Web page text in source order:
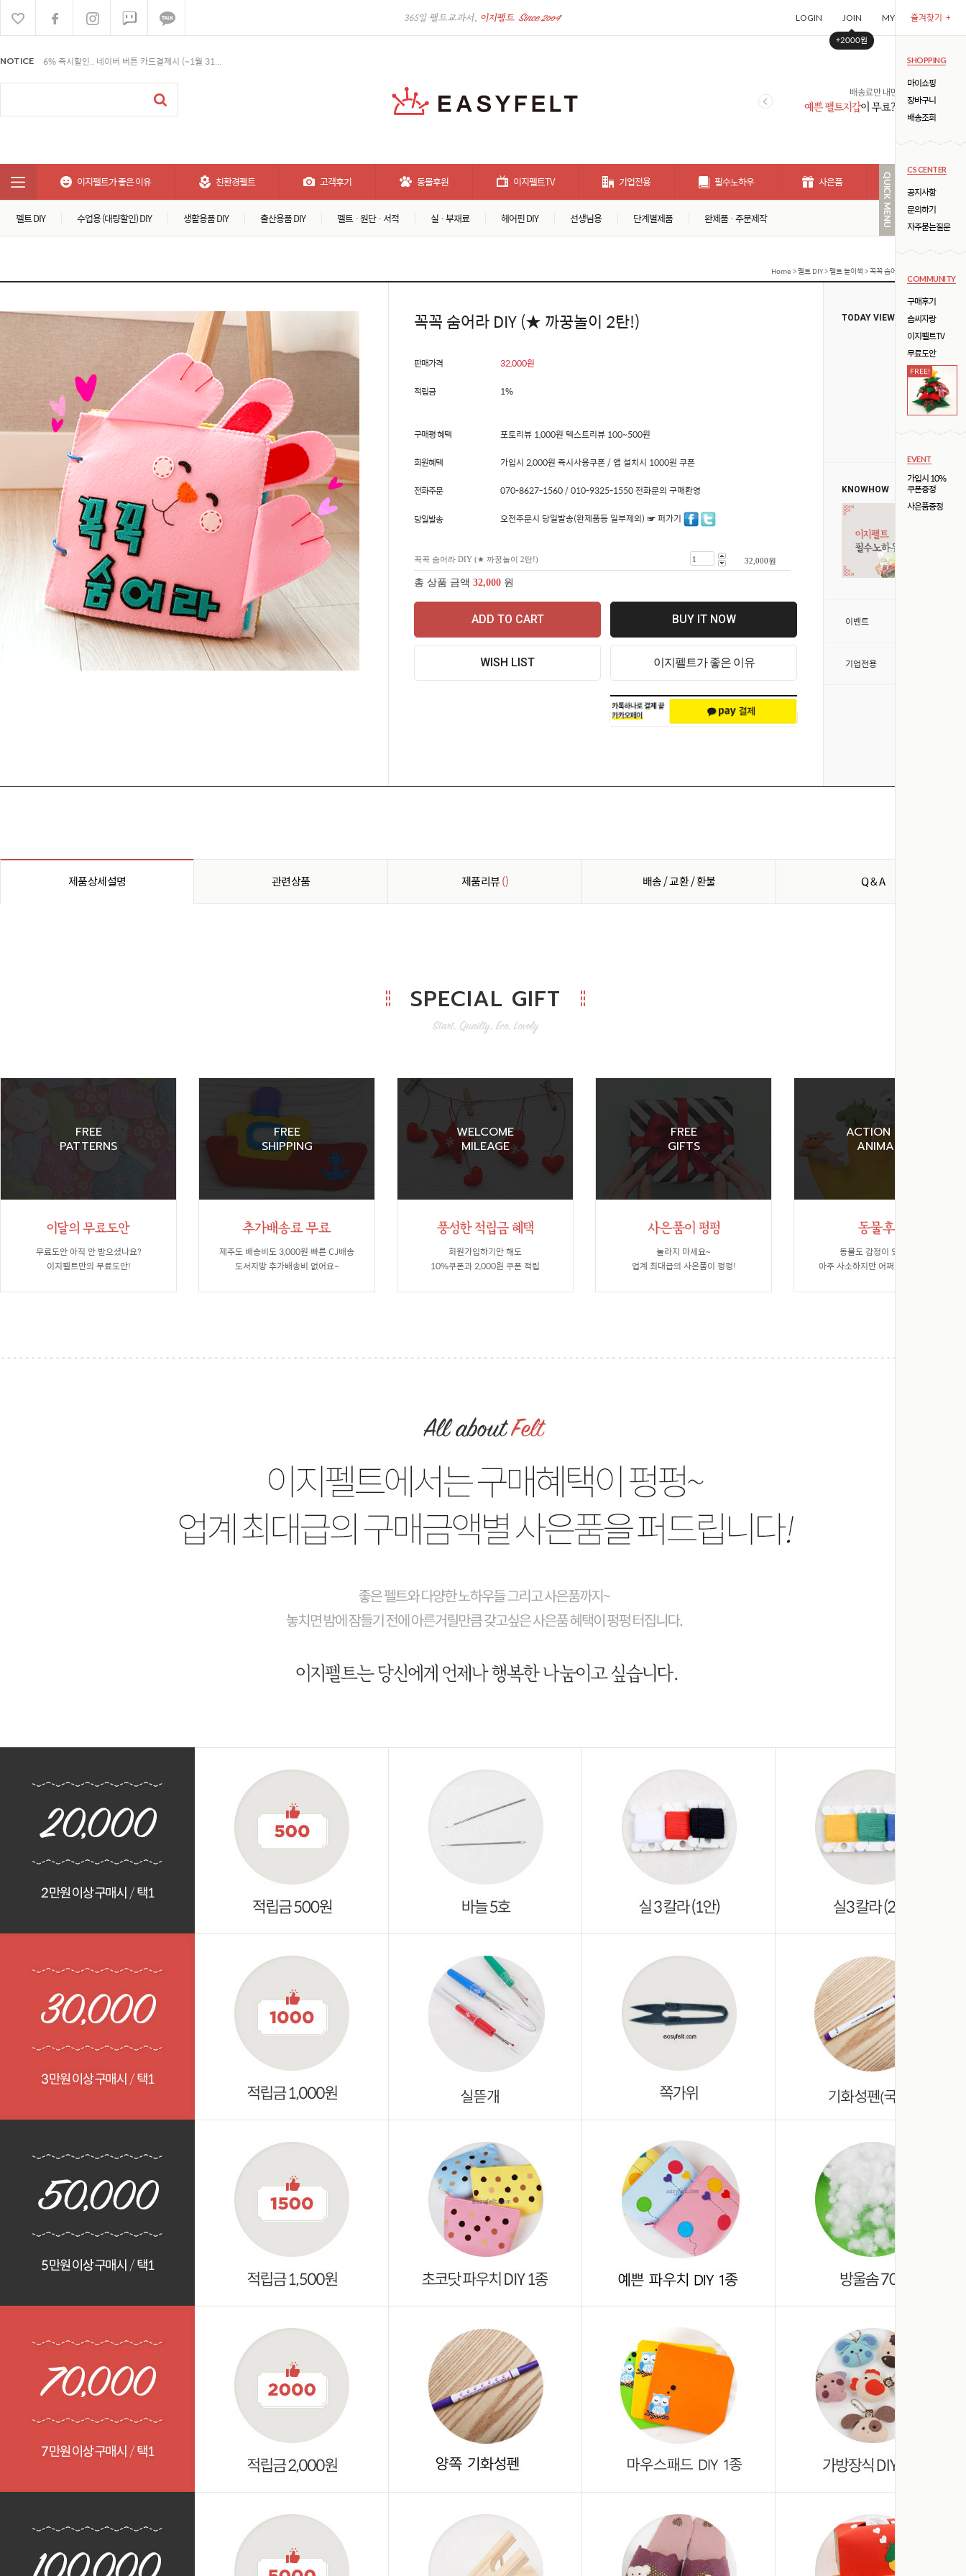
즐겨찾기 +
SHOPPING
마이쇼핑
장바구니
배송조회
CS CENTER
공지사항
문의하기
자주묻는질문
COMMUNITY
구매후기
솜씨자랑
이지펠트TV
무료도안
FREE!
EVENT
가입시 10%
쿠폰증정
사은품증정
LOGIN JOIN
+2000원
MYPAGE CART (
NOTICE
6% 즉시할인.. 네이버 버튼 카드결제시 (~1월 31...
이지펠트가 좋은 이유 친환경펠트 고객후기 동물후원 이지펠트TV 기업전용 필수노하우 사은품
펠트 DIY 수업용 (대량할인) DIY 생활용품 DIY 출산용품 DIY 펠트 · 원단 · 서적 실 · 부재료 헤어핀 DIY 선생님용 단계별제품 완제품 · 주문제작
Home>펠트 DIY>펠트 놀이책> 꼭꼭 숨어라 DIY (★ 까꿍놀이 2
꼭꼭 숨어라 DIY (★ 까꿍놀이 2탄!)
판매가격 32,000원
적립금 1%
구매평 혜택 포토리뷰 1,000원 텍스트리뷰 100~500원
회원혜택 가입시 2,000원 즉시사용쿠폰 / 앱 설치시 1000원 쿠폰
전화주문 070-8627-1560 / 010-9325-1550 전화문의 구매환영
당일발송 오전주문시 당일발송(완제품등 일부제외) ☞ 퍼가기
꼭꼭 숨어라 DIY (★ 까꿍놀이 2탄!) 32,000원
총 상품 금액 32,000 원
ADD TO CART BUY IT NOW
WISH LIST 이지펠트가 좋은 이유
TODAY VIEW
KNOWHOW
이벤트
기업전용
제품상세설명 관련상품 제품리뷰() 배송 / 교환 / 환불 Q & A
SPECIAL GIFT
FREE
PATTERNS
무료도안 아직 안 받으셨나요?
이지펠트만의 무료도안!
FREE
SHIPPING
제주도 배송비도 3,000원 빠른 CJ배송
도서지방 추가배송비 없어요~
WELCOME
MILEAGE
회원가입하기만 해도
10%쿠폰과 2,000원 쿠폰 적립
FREE
GIFTS
놀라지 마세요~
업계 최대급의 사은품이 펑펑!
ACTION FOR
ANIMALS
동물도 감정이 있습니다.
아주 사소하지만 어쩌면 가장 소중한